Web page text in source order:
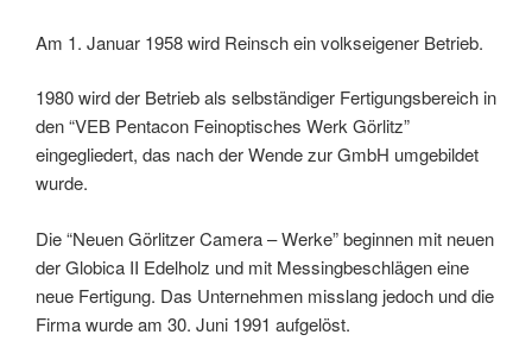
Am 1. Januar 1958 wird Reinsch ein volkseigener Betrieb.
1980 wird der Betrieb als selbständiger Fertigungsbereich in
den “VEB Pentacon Feinoptisches Werk Görlitz”
eingegliedert, das nach der Wende zur GmbH umgebildet
wurde.
Die “Neuen Görlitzer Camera – Werke” beginnen mit neuen
der Globica II Edelholz und mit Messingbeschlägen eine
neue Fertigung. Das Unternehmen misslang jedoch und die
Firma wurde am 30. Juni 1991 aufgelöst.